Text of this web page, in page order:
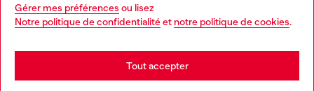
Gérer mes préférences ou lisez
Notre politique de confidentialitéet notre politique de cookies.
Tout accepter
En savoir plus
You are currently browsing France website, but it seems you
may be based in United States